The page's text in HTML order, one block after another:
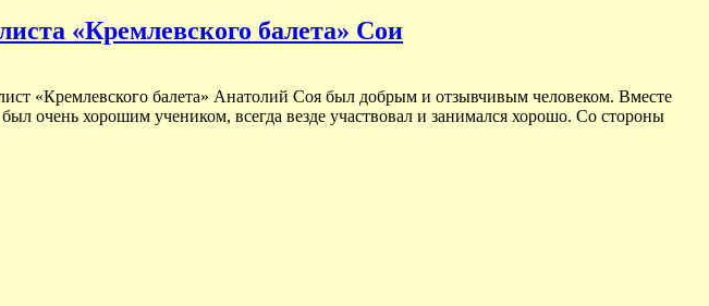
«Кремлевского балета» Сои
«Кремлевского балета» Анатолий Соя был добрым и отзывчивым человеком. Вместе
очень хорошим учеником, всегда везде участвовал и занимался хорошо. Со стороны